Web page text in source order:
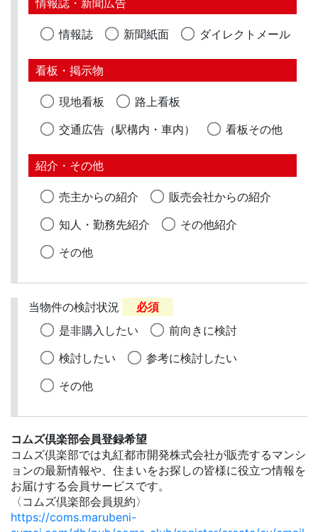
情報誌 新聞紙面 ダイレクトメール
看板・掲示物
現地看板
路上看板
交通広告（駅構内・車内）
看板その他
紹介・その他
売主からの紹介
販売会社からの紹介
知人・勤務先紹介
その他紹介
その他
当物件の検討状況
必須
是非購入したい
前向きに検討
検討したい
参考に検討したい
その他
コムズ倶楽部会員登録希望
コムズ倶楽部では丸紅都市開発株式会社が販売するマンシ
ョンの最新情報や、住まいをお探しの皆様に役立つ情報を
お届けする会員サービスです。
〈コムズ倶楽部会員規約〉
https://coms.marubeni-